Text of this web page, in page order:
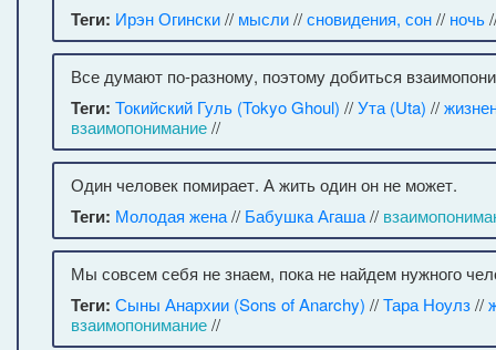
Теги: Ирэн Огински// мысли//сновидения, сон// ночь
Все думают по-разному, поэтому добиться
Теги: Токийский Гуль (Tokyo Ghoul) //Ута (Uta) //
взаимопонимание//
Один человек помирает. А жить один он не может.
Теги: Молодая жена// Бабушка Агаша//
Мы совсем себя не знаем, пока не найдем нужного
Теги: Сыны Анархии (Sons of Anarchy) //Тара Ноулз//
взаимопонимание//